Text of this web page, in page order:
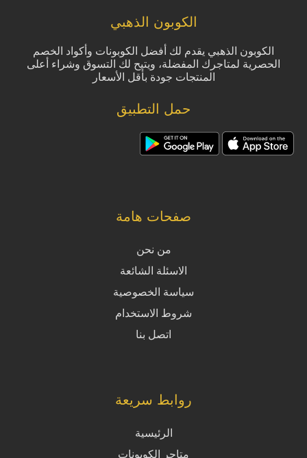
الكوبون الذهبي
الكوبون الذهبي يقدم لك أفضل الكوبونات وأكواد الخصم
الحصرية لمتاجرك المفضلة، ويتيح لك التسوق وشراء أعلى
المنتجات جودة بأقل الأسعار
حمل التطبيق
صفحات هامة
من نحن
الاسئلة الشائعة
سياسة الخصوصية
شروط الاستخدام
اتصل بنا
روابط سريعة
الرئيسية
متاجر الكوبونات